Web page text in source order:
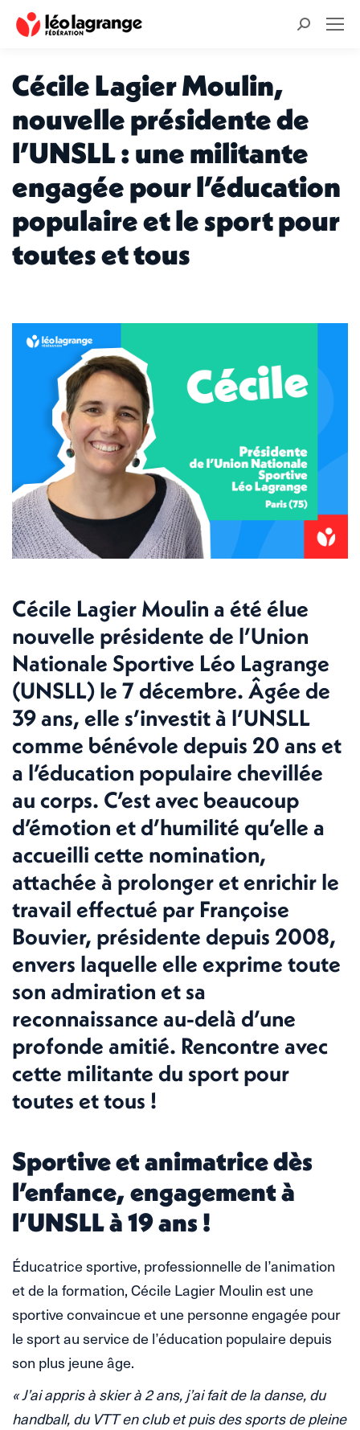
Recherche
Cécile Lagier Moulin,
nouvelle présidente de
l’UNSLL : une militante
engagée pour l’éducation
populaire et le sport pour
toutes et tous
Cécile Lagier Moulin a été élue
nouvelle présidente de l’Union
Nationale Sportive Léo Lagrange
(UNSLL) le 7 décembre. Âgée de
39 ans, elle s’investit à l’UNSLL
comme bénévole depuis 20 ans et
a l’éducation populaire chevillée
au corps. C’est avec beaucoup
d’émotion et d’humilité qu’elle a
accueilli cette nomination,
attachée à prolonger et enrichir le
travail effectué par Françoise
Bouvier, présidente depuis 2008,
envers laquelle elle exprime toute
son admiration et sa
reconnaissance au-delà d’une
profonde amitié. Rencontre avec
cette militante du sport pour
toutes et tous !
Sportive et animatrice dès
l’enfance, engagement à
l’UNSLL à 19 ans !
Éducatrice sportive, professionnelle de l’animation
et de la formation, Cécile Lagier Moulin est une
sportive convaincue et une personne engagée pour
le sport au service de l’éducation populaire depuis
son plus jeune âge.
« J’ai appris à skier à 2 ans, j’ai fait de la danse, du
handball, du VTT en club et puis des sports de pleine